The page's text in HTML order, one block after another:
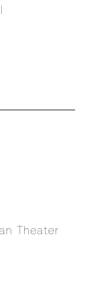
Theater